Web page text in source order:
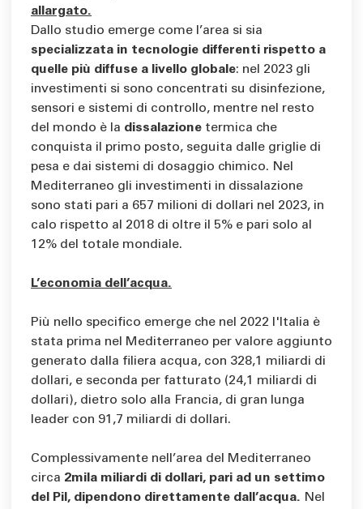
allargato.
Dallo studio emerge come l’area si sia
specializzata in tecnologie differenti rispetto a
quelle più diffuse a livello globale: nel 2023 gli
investimenti si sono concentrati su disinfezione,
sensori e sistemi di controllo, mentre nel resto
del mondo è la dissalazione termica che
conquista il primo posto, seguita dalle griglie di
pesa e dai sistemi di dosaggio chimico. Nel
Mediterraneo gli investimenti in dissalazione
sono stati pari a 657 milioni di dollari nel 2023, in
calo rispetto al 2018 di oltre il 5% e pari solo al
12% del totale mondiale.
L’economia dell’acqua.
Più nello specifico emerge che nel 2022 l'Italia è
stata prima nel Mediterraneo per valore aggiunto
generato dalla filiera acqua, con 328,1 miliardi di
dollari, e seconda per fatturato (24,1 miliardi di
dollari), dietro solo alla Francia, di gran lunga
leader con 91,7 miliardi di dollari.
Complessivamente nell’area del Mediterraneo
circa 2mila miliardi di dollari, pari ad un settimo
del Pil, dipendono direttamente dall’acqua. Nel